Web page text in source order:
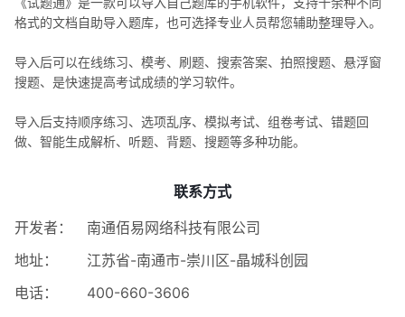
格式的文档自助导入题库，也可选择专业人员帮您辅助整理导入。
导入后可以在线练习、模考、刷题、搜索答案、拍照搜题、悬浮窗
搜题、是快速提高考试成绩的学习软件。
导入后支持顺序练习、选项乱序、模拟考试、组卷考试、错题回
做、智能生成解析、听题、背题、搜题等多种功能。
联系方式
开发者：
南通佰易网络科技有限公司
地址：
江苏省-南通市-崇川区-晶城科创园
电话：
400-660-3606